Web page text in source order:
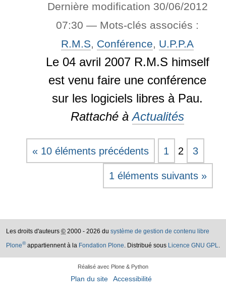
Dernière modification 30/06/2012
07:30— Mots-clés associés :
R.M.S, Conférence, U.P.P.A
Le 04 avril 2007 R.M.S himself
est venu faire une conférence
sur les logiciels libres à Pau.
Rattaché à Actualités
« 10 éléments précédents
1 éléments suivants »
1 2 3
Les droits d'auteurs © 2000 - 2026 du système de gestion de contenu libre
Plone®appartiennent à la Fondation Plone. Distribué sous Licence GNU GPL.
Réalisé avec Plone & Python
Plan du site Accessibilité